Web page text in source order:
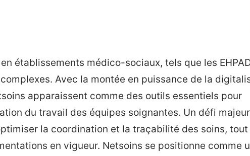
établissements médico-sociaux, tels que les
Avec la montée en puissance de la
apparaissent comme des outils essentiels pour
du travail des équipes soignantes. Un défi
la coordination et la traçabilité des soins, tout
en vigueur. Netsoins se positionne comme